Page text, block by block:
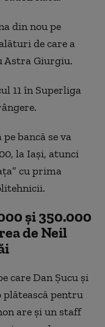
din nou pe
de care a
Astra Giurgiu.
11 în Superliga
bancă se va
la Iaşi, atunci
cu prima
și 350.000
de Neil
care Dan Șucu și
plătească pentru
are și un staff